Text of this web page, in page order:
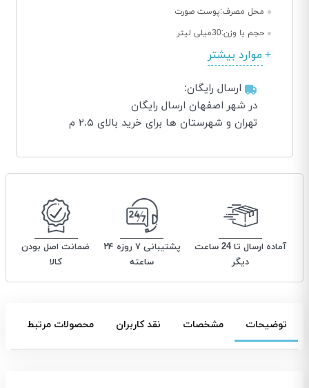
محل مصرف:پوست صورت
حجم یا وزن:30میلی لیتر
موارد بیشتر
ارسال رایگان:
در شهر اصفهان ارسال رایگان
تهران و شهرستان ها برای خرید بالای ۲.۵ م
آماده ارسال تا 24 ساعت
دیگر
پشتیبانی ۷ روزه ۲۴
ساعته
ضمانت اصل بودن
کالا
توضیحات مشخصات نقد کاربران محصولات مرتبط